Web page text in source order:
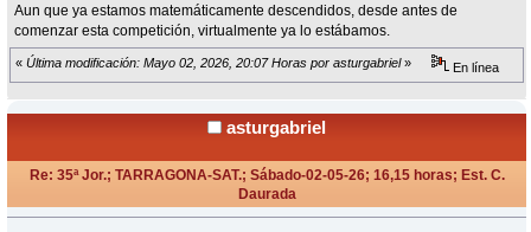
Aun que ya estamos matemáticamente descendidos, desde antes de
comenzar esta competición, virtualmente ya lo estábamos.
« Última modificación: Mayo 02, 2026, 20:07 Horas por asturgabriel» En línea
asturgabriel
Re: 35ª Jor.; TARRAGONA-SAT.; Sábado-02-05-26; 16,15 horas; Est. C.
Daurada